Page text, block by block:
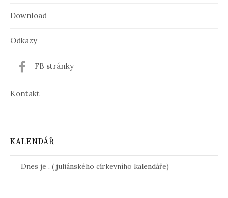
Download
Odkazy
FB stránky
Kontakt
KALENDÁŘ
Dnes je , ( juliánského církevního kalendáře)